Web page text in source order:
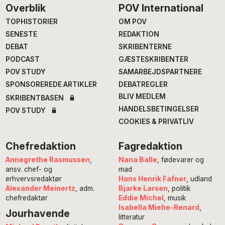
Footer
Overblik
TOPHISTORIER
SENESTE
DEBAT
PODCAST
POV STUDY
SPONSOREREDE ARTIKLER
SKRIBENTBASEN
POV STUDY
POV International
OM POV
REDAKTION
SKRIBENTERNE
GÆSTESKRIBENTER
SAMARBEJDSPARTNERE
DEBATREGLER
BLIV MEDLEM
HANDELSBETINGELSER
COOKIES & PRIVATLIV
Chefredaktion
Annegrethe Rasmussen
ansv. chef- og
erhvervsredaktør
Alexander Meinertz , adm.
chefredaktør
Jourhavende
Fagredaktion
Nana Balle , fødevarer og
mad
Hans Henrik Fafner, udland
Bjarke Larsen , politik
Eddie Michel
, musik
Isabella Miehe-Renard
litteratur